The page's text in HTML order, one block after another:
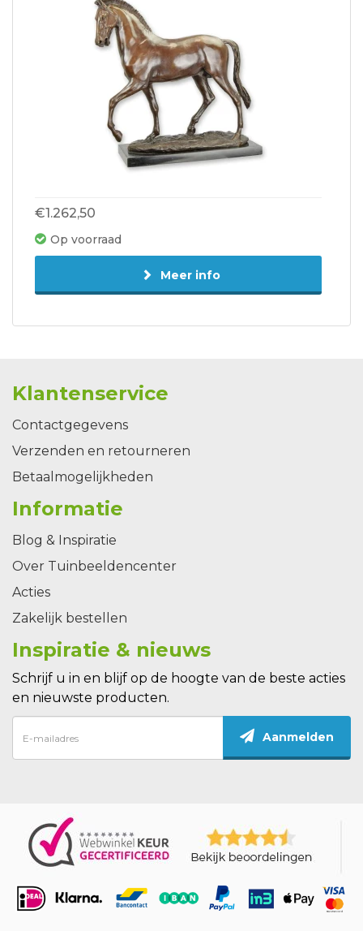
€1.262,50
Op voorraad
Meer info
Klantenservice
Contactgegevens
Verzenden en retourneren
Betaalmogelijkheden
Informatie
Blog & Inspiratie
Over Tuinbeeldencenter
Acties
Zakelijk bestellen
Inspiratie & nieuws
Schrijf u in en blijf op de hoogte van de beste acties
en nieuwste producten.
Aanmelden